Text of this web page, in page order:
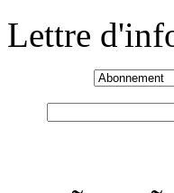
Lettre